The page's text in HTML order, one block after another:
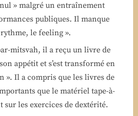
» malgré un entraînement
publiques. Il manque
le feeling ».
mitsvah, il a reçu un livre de
appétit et s’est transformé en
». Il a compris que les livres de
que le matériel tape-à-
sur les exercices de dextérité.